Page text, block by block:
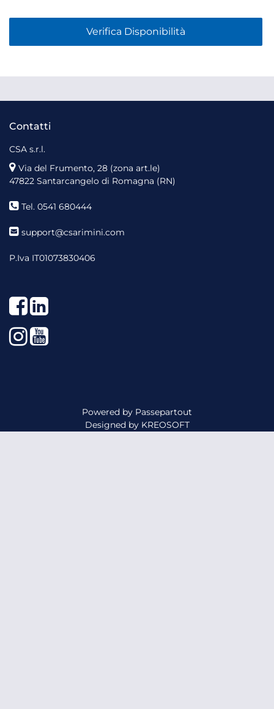
Verifica Disponibilità
Contatti
CSA s.r.l.
Via del Frumento, 28 (zona art.le)
47822 Santarcangelo di Romagna (RN)
Tel. 0541 680444
support@csarimini.com
P.Iva IT01073830406
Facebook
LinkedIn
Instagram
YouTube
Powered by Passepartout
Designed by KREOSOFT